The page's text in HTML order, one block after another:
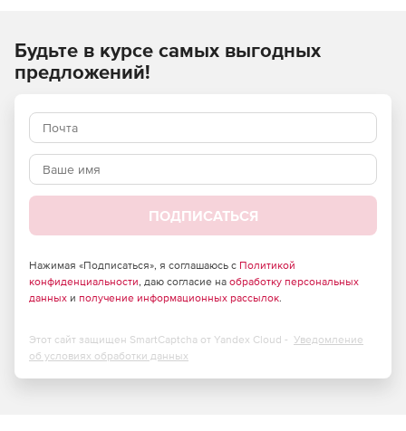
незаменимые для быстрой и качественной обработки и
воспроизведения медиа контента.
Будьте в курсе самых выгодных
предложений!
ПОДПИСАТЬСЯ
Нажимая «Подписаться», я соглашаюсь с Политикой
конфиденциальности, даю согласие на обработку персональных
данных и получение информационных рассылок.
Этот сайт защищен SmartCaptcha от Yandex Cloud - Уведомление
об условиях обработки данных